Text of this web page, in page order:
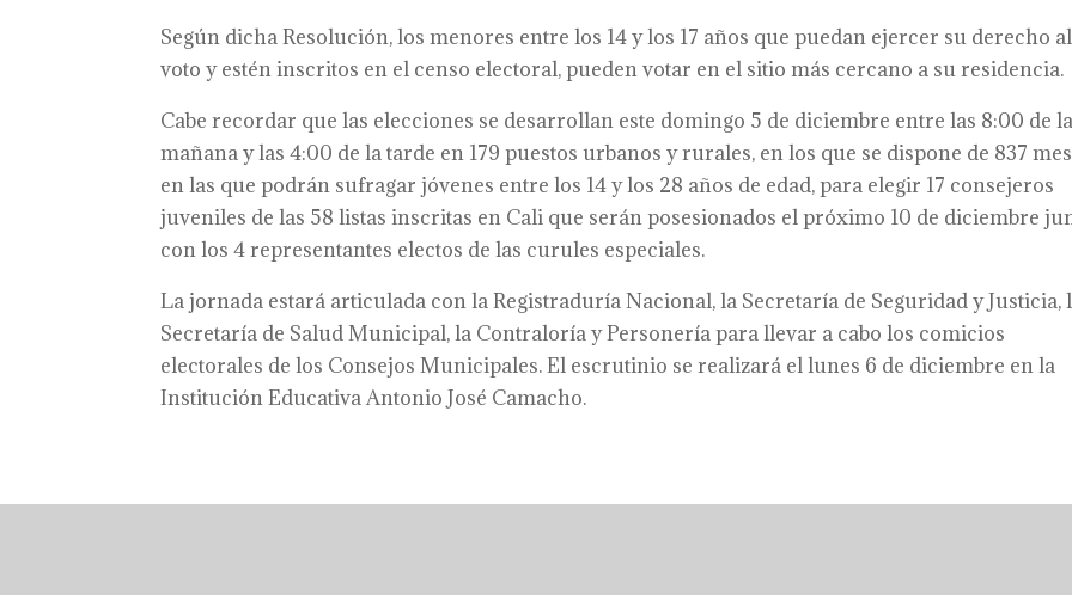
Según dicha Resolución, los menores entre los 14 y los 17 años que puedan ejercer su derecho al
voto y estén inscritos en el censo electoral, pueden votar en el sitio más cercano a su residencia.
Cabe recordar que las elecciones se desarrollan este domingo 5 de diciembre entre las 8:00 de
mañana y las 4:00 de la tarde en 179 puestos urbanos y rurales, en los que se dispone de 837
en las que podrán sufragar jóvenes entre los 14 y los 28 años de edad, para elegir 17 consejeros
juveniles de las 58 listas inscritas en Cali que serán posesionados el próximo 10 de diciembre
con los 4 representantes electos de las curules especiales.
La jornada estará articulada con la Registraduría Nacional, la Secretaría de Seguridad y Justicia,
Secretaría de Salud Municipal, la Contraloría y Personería para llevar a cabo los comicios
electorales de los Consejos Municipales. El escrutinio se realizará el lunes 6 de diciembre en la
Institución Educativa Antonio José Camacho.